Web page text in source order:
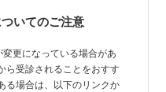
いてのご注意
更になっている場合があ
ら受診されることをおすす
る場合は、以下のリンクか